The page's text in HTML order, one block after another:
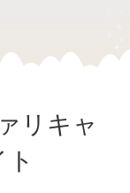
リキャ